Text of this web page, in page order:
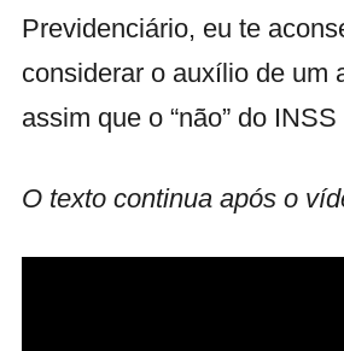
Previdenciário, eu te
considerar o auxílio de um
assim que o “não” do
O texto continua após o